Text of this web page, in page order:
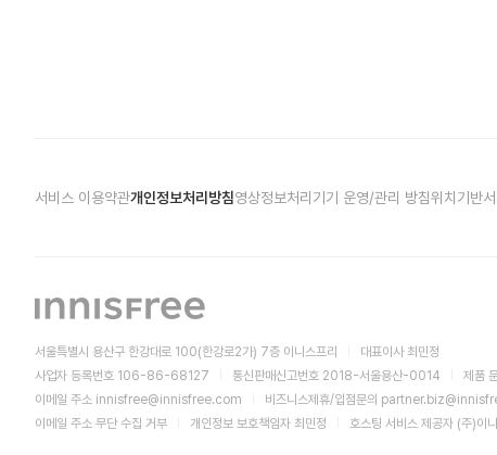
서울특별시 용산구 한강대로 100(한강로2가) 7층 이니스프리
대표이사 최민정
사업자 등록번호 106-86-68127
통신판매신고번호 2018-서울용산-0014 제품
이메일 주소 innisfree@innisfree.com 비즈니스제휴/입점문의
이메일 주소 무단 수집 거부
개인정보 보호책임자 최민정 호스팅 서비스 제공자 (주)이
서비스 이용약관개인정보처리방침영상정보처리기기 운영/관리 방침위치기반